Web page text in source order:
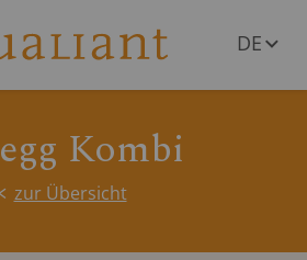
DE
Kombi
zur Übersicht